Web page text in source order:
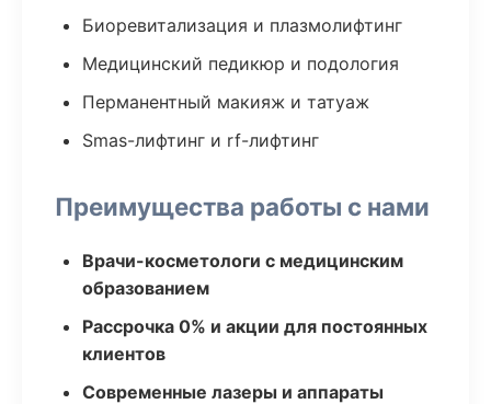
Биоревитализация и плазмолифтинг
Медицинский педикюр и подология
Перманентный макияж и татуаж
Smas-лифтинг и rf-лифтинг
Преимущества работы с нами
Врачи-косметологи с медицинским
образованием
Рассрочка 0% и акции для постоянных
клиентов
Современные лазеры и аппараты